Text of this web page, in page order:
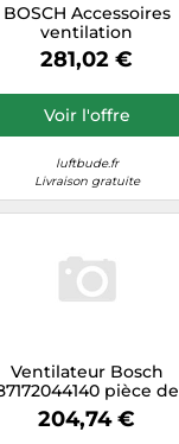
BOSCH Accessoires
ventilation
décentralisée LRE 160
W Kit d'encastrement
extérieure métallique
blanche - 7735600373
281,02 €
Voir l'offre
luftbude.fr
Livraison gratuite
Ventilateur Bosch
pièce de
rechange
204,74 €